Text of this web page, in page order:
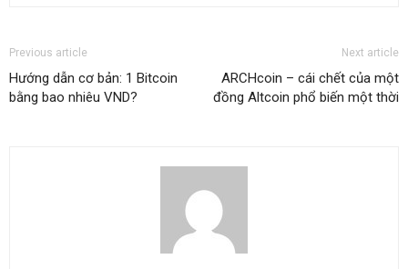
Previous article
Hướng dẫn cơ bản: 1 Bitcoin
bằng bao nhiêu VND?
Next article
ARCHcoin – cái chết của một
đồng Altcoin phổ biến một thời